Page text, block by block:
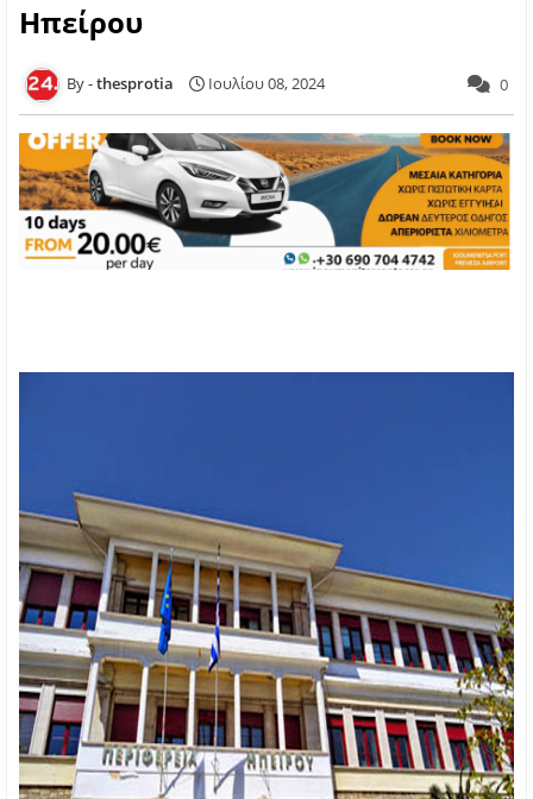
Ηπείρου
thesprotia Ιουλίου 08, 2024 0